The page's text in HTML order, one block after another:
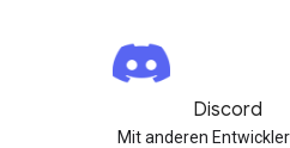
Discord
Mit anderen